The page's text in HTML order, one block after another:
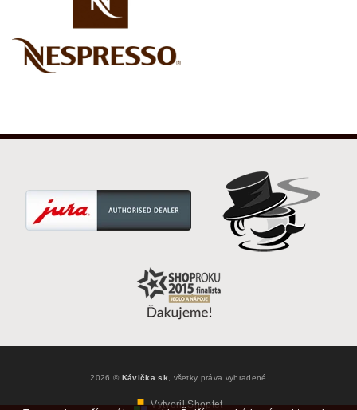
2026 © Kávička.sk, všetky práva vyhradené
Vytvoril Shoptet